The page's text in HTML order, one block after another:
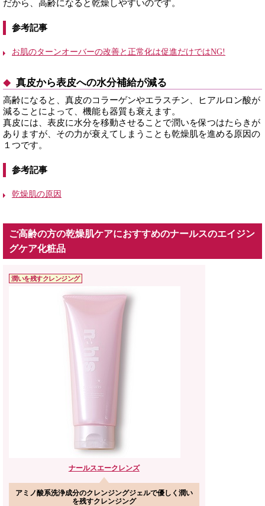
だから、高齢になると乾燥しやすいのです。
参考記事
お肌のターンオーバーの改善と正常化は促進だけではNG!
真皮から表皮への水分補給が減る
高齢になると、真皮のコラーゲンやエラスチン、ヒアルロン酸が
減ることによって、機能も器質も衰えます。
真皮には、表皮に水分を移動させることで潤いを保つはたらきが
ありますが、その力が衰えてしまうことも乾燥肌を進める原因の
１つです。
参考記事
乾燥肌の原因
ご高齢の方の乾燥肌ケアにおすすめのナールスのエイジン
グケア化粧品
潤いを残すクレンジング
ナールスエークレンズ
アミノ酸系洗浄成分のクレンジングジェルで優しく潤い
を残すクレンジング